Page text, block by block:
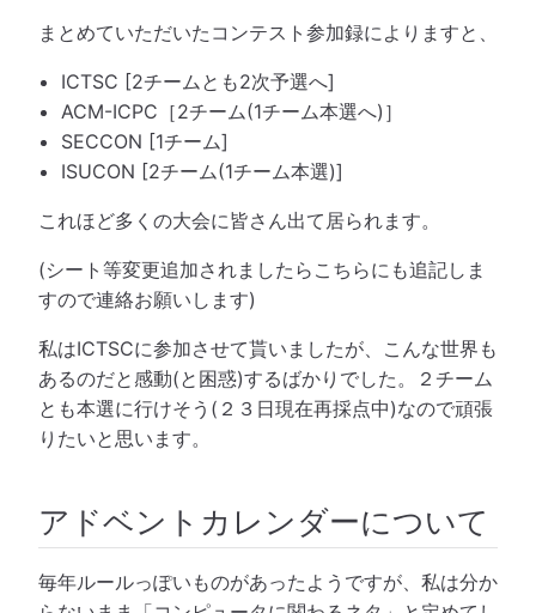
まとめていただいたコンテスト参加録によりますと、
ICTSC [2チームとも2次予選へ]
ACM-ICPC［2チーム(1チーム本選へ)］
SECCON [1チーム]
ISUCON [2チーム(1チーム本選)]
これほど多くの大会に皆さん出て居られます。
(シート等変更追加されましたらこちらにも追記しま
すので連絡お願いします)
私はICTSCに参加させて貰いましたが、こんな世界も
あるのだと感動(と困惑)するばかりでした。２チーム
とも本選に行けそう(２３日現在再採点中)なので頑張
りたいと思います。
アドベントカレンダーについて
毎年ルールっぽいものがあったようですが、私は分か